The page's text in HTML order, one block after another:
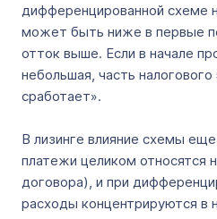
дифференцированной схеме
может быть ниже в первые
отток выше. Если в начале
небольшая, часть
сработает».
В лизинге влияние схемы
платежи целиком относятся
договора), и при
расходы концентрируются в